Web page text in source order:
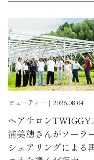
ビューティー｜2026.08.04
ヘアサロン
浦美穂さんがソーラ
シェアリングによる